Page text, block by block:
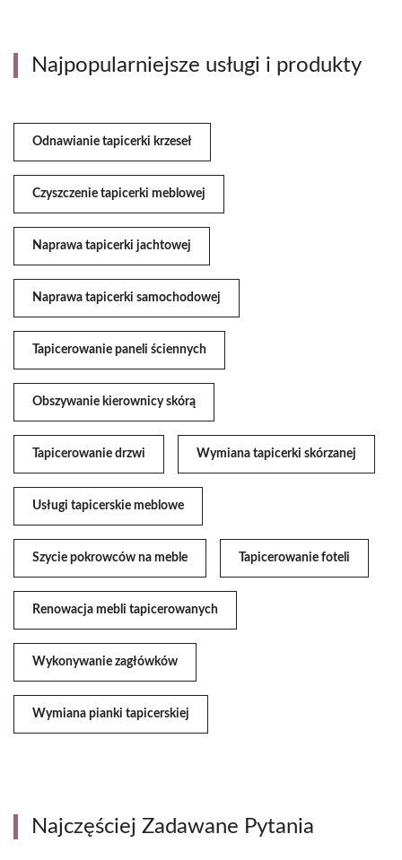
Najpopularniejsze usługi i produkty
Odnawianie tapicerki krzeseł
Czyszczenie tapicerki meblowej
Naprawa tapicerki jachtowej
Naprawa tapicerki samochodowej
Tapicerowanie paneli ściennych
Obszywanie kierownicy skórą
Tapicerowanie drzwi Wymiana tapicerki skórzanej
Usługi tapicerskie meblowe
Szycie pokrowców na meble Tapicerowanie foteli
Renowacja mebli tapicerowanych
Wykonywanie zagłówków
Wymiana pianki tapicerskiej
Najczęściej Zadawane Pytania